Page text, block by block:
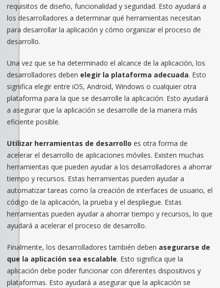
requisitos de diseño, funcionalidad y seguridad. Esto ayudará a
los desarrolladores a determinar qué herramientas necesitan
para desarrollar la aplicación y cómo organizar el proceso de
desarrollo.
Una vez que se ha determinado el alcance de la aplicación, los
desarrolladores deben elegir la plataforma adecuada. Esto
significa elegir entre iOS, Android, Windows o cualquier otra
plataforma para la que se desarrolle la aplicación. Esto ayudará
a asegurar que la aplicación se desarrolle de la manera más
eficiente posible.
Utilizar herramientas de desarrollo es otra forma de
acelerar el desarrollo de aplicaciones móviles. Existen muchas
herramientas que pueden ayudar a los desarrolladores a ahorrar
tiempo y recursos. Estas herramientas pueden ayudar a
automatizar tareas como la creación de interfaces de usuario, el
código de la aplicación, la prueba y el despliegue. Estas
herramientas pueden ayudar a ahorrar tiempo y recursos, lo que
ayudará a acelerar el proceso de desarrollo.
Finalmente, los desarrolladores también deben asegurarse de
que la aplicación sea escalable. Esto significa que la
aplicación debe poder funcionar con diferentes dispositivos y
plataformas. Esto ayudará a asegurar que la aplicación se